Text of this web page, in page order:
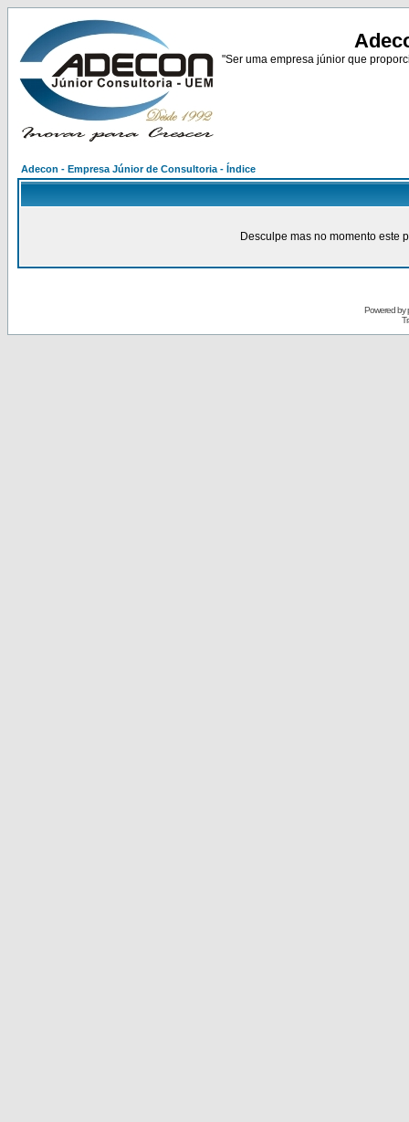
"Ser uma empresa júnior que
Adecon - Empresa Júnior de Consultoria - Índice
Desculpe mas no momento este
Powered by